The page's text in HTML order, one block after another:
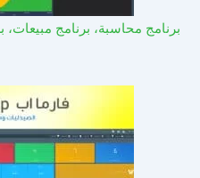
برنامج محاسبة، برنامج